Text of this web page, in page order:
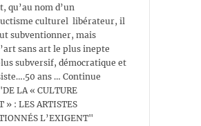
qu’au nom d’un
culturel libérateur, il
subventionner, mais
sans art le plus inepte
subversif, démocratique et
ans … Continue
LA « CULTURE
» : LES ARTISTES
L’EXIGENT"